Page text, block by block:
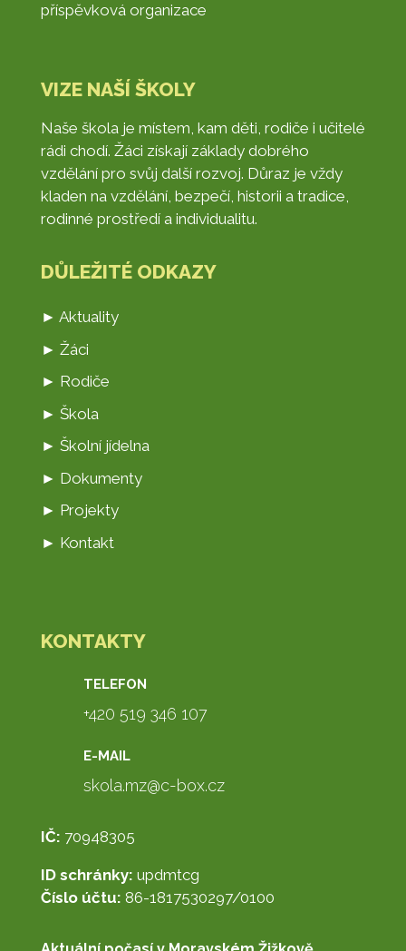
příspěvková organizace
VIZE NAŠÍ ŠKOLY
Naše škola je místem, kam děti, rodiče i učitelé
rádi chodí. Žáci získají základy dobrého
vzdělání pro svůj další rozvoj. Důraz je vždy
kladen na vzdělání, bezpečí, historii a tradice,
rodinné prostředí a individualitu.
DŮLEŽITÉ ODKAZY
► Aktuality
► Žáci
► Rodiče
► Škola
► Školní jídelna
► Dokumenty
► Projekty
► Kontakt
KONTAKTY
TELEFON
+420 519 346 107
E-MAIL
skola.mz@c-box.cz
IČ: 70948305
ID schránky: updmtcg
Číslo účtu: 86-1817530297/0100